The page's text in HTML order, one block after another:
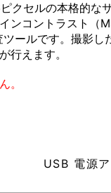
セルの本格的な
ンコントラスト（
ールです。撮影
行えます。
。
USB 電源